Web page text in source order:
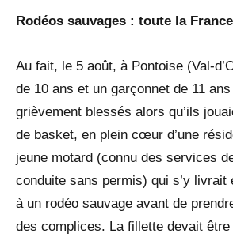
Rodéos sauvages : toute la
Au fait, le 5 août, à Pontoise (Val-
de 10 ans et un garçonnet de 11
grièvement blessés alors qu’ils
de basket, en plein cœur d’une
jeune motard (connu des services
conduite sans permis) qui s’y livrait
à un rodéo sauvage avant de
des complices. La fillette devait